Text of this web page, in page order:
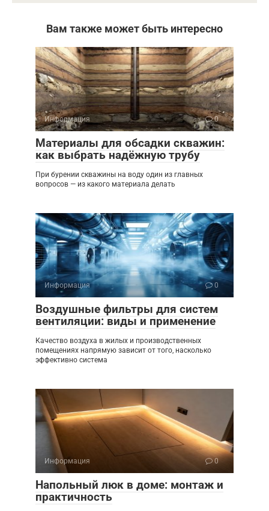
Вам также может быть интересно
Информация 0
Материалы для обсадки скважин:
как выбрать надёжную трубу
При бурении скважины на воду один из главных
вопросов — из какого материала делать
Информация 0
Воздушные фильтры для систем
вентиляции: виды и применение
Качество воздуха в жилых и производственных
помещениях напрямую зависит от того, насколько
эффективно система
Информация 0
Напольный люк в доме: монтаж и
практичность